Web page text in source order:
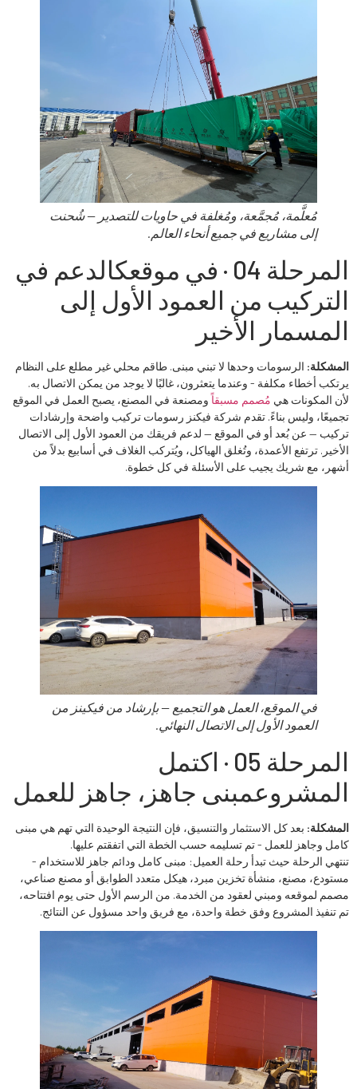
مُعلَّمة، مُجمَّعة، ومُغلفة في حاويات للتصدير — شُحنت
إلى مشاريع في جميع أنحاء العالم.
المرحلة 04 · في موقعك
الدعم في
التركيب من العمود الأول إلى
المسمار الأخير
المشكلة: الرسومات وحدها لا تبني مبنى. طاقم محلي غير مطلع على النظام
يرتكب أخطاء مكلفة - وعندما يتعثرون، غالبًا لا يوجد من يمكن الاتصال به.
لأن المكونات هي مُصمم مسبقاًومصنعة في المصنع، يصبح العمل في الموقع
تجميعًا، وليس بناءً. تقدم شركة فيكنز رسومات تركيب واضحة وإرشادات
تركيب — عن بُعد أو في الموقع — لدعم فريقك من العمود الأول إلى الاتصال
الأخير. ترتفع الأعمدة، وتُغلق الهياكل، ويُتركب الغلاف في أسابيع بدلاً من
أشهر، مع شريك يجيب على الأسئلة في كل خطوة.
في الموقع، العمل هو التجميع — بإرشاد من فيكينز من
العمود الأول إلى الاتصال النهائي.
المرحلة 05 · اكتمل
المشروعمبنى جاهز، جاهز للعمل
المشكلة: بعد كل الاستثمار والتنسيق، فإن النتيجة الوحيدة التي تهم هي مبنى
كامل وجاهز للعمل - تم تسليمه حسب الخطة التي اتفقتم عليها.
تنتهي الرحلة حيث تبدأ رحلة العميل: مبنى كامل ودائم جاهز للاستخدام -
مستودع، مصنع، منشأة تخزين مبرد، هيكل متعدد الطوابق أو مصنع صناعي،
مصمم لموقعه ومبني لعقود من الخدمة. من الرسم الأول حتى يوم افتتاحه،
تم تنفيذ المشروع وفق خطة واحدة، مع فريق واحد مسؤول عن النتائج.